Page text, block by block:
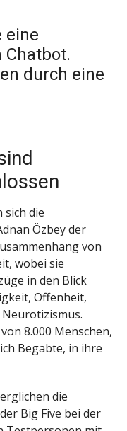
eine
Chatbot.
durch eine
die
Özbey der
von
wobei sie
in den Blick
Offenheit,
8.000 Menschen,
Begabte, in ihre
die
Big Five bei der